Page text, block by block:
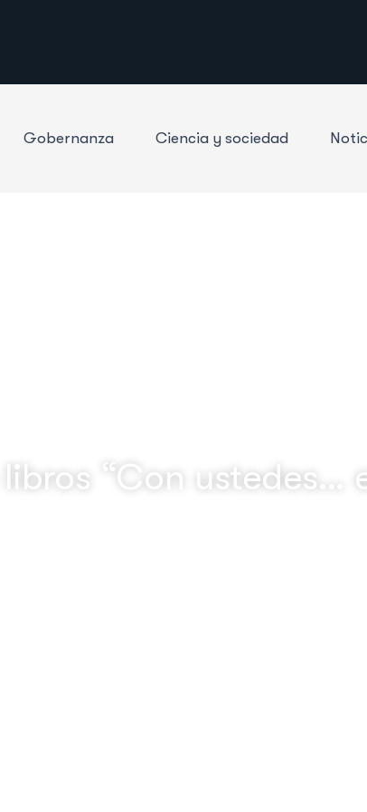
Gobernanza Ciencia y sociedad
“Con ustedes…